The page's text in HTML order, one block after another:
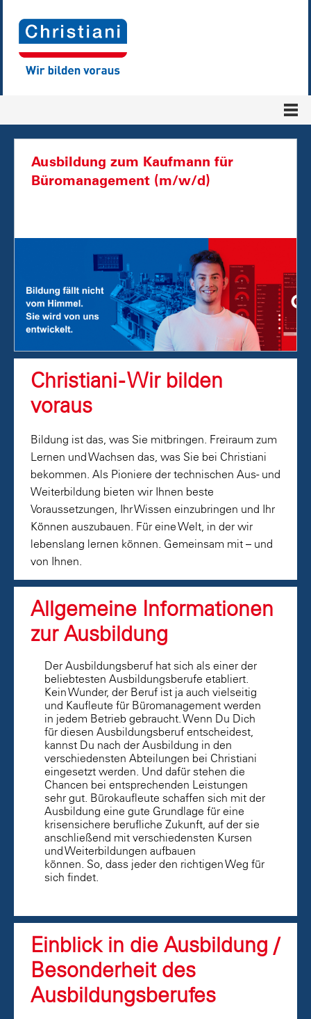
Ausbildung zum Kaufmann für
Büromanagement (m/w/d)
Christiani - Wir bilden
voraus
Bildung ist das, was Sie mitbringen. Freiraum zum
Lernen und Wachsen das, was Sie bei Christiani
bekommen. Als Pioniere der technischen Aus- und
Weiterbildung bieten wir Ihnen beste
Voraussetzungen, Ihr Wissen einzubringen und Ihr
Können auszubauen. Für eine Welt, in der wir
lebenslang lernen können. Gemeinsam mit – und
von Ihnen.
Allgemeine Informationen
zur Ausbildung
Der Ausbildungsberuf hat sich als einer der
beliebtesten Ausbildungsberufe etabliert.
Kein Wunder, der Beruf ist ja auch vielseitig
und Kaufleute für Büromanagement werden
in jedem Betrieb gebraucht. Wenn Du Dich
für diesen Ausbildungsberuf entscheidest,
kannst Du nach der Ausbildung in den
verschiedensten Abteilungen bei Christiani
eingesetzt werden. Und dafür stehen die
Chancen bei entsprechenden Leistungen
sehr gut. Bürokaufleute schaffen sich mit der
Ausbildung eine gute Grundlage für eine
krisensichere berufliche Zukunft, auf der sie
anschließend mit verschiedensten Kursen
und Weiterbildungen aufbauen
können. So, dass jeder den richtigen Weg für
sich findet.
Einblick in die Ausbildung /
Besonderheit des
Ausbildungsberufes